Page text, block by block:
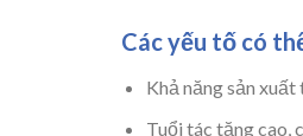
Các yếu tố có
Khả năng sản
Tuổi tác tăng cao,